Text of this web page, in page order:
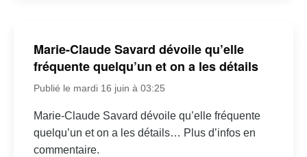
Marie-Claude Savard dévoile qu’elle
fréquente quelqu’un et on a les détails
Publié le mardi 16 juin à 03:25
Marie-Claude Savard dévoile qu’elle fréquente
quelqu’un et on a les détails… Plus d’infos en
commentaire.